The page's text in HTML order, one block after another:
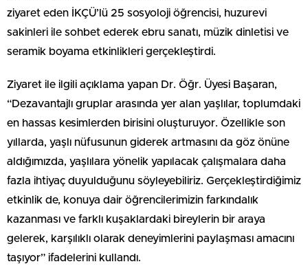
ziyaret eden İKÇÜ’lü 25 sosyoloji öğrencisi, huzurevi
sakinleri ile sohbet ederek ebru sanatı, müzik dinletisi ve
seramik boyama etkinlikleri gerçekleştirdi.
Ziyaret ile ilgili açıklama yapan Dr. Öğr. Üyesi Başaran,
“Dezavantajlı gruplar arasında yer alan yaşlılar, toplumdaki
en hassas kesimlerden birisini oluşturuyor. Özellikle son
yıllarda, yaşlı nüfusunun giderek artmasını da göz önüne
aldığımızda, yaşlılara yönelik yapılacak çalışmalara daha
fazla ihtiyaç duyulduğunu söyleyebiliriz. Gerçekleştirdiğimiz
etkinlik de, konuya dair öğrencilerimizin farkındalık
kazanması ve farklı kuşaklardaki bireylerin bir araya
gelerek, karşılıklı olarak deneyimlerini paylaşması amacını
taşıyor” ifadelerini kullandı.